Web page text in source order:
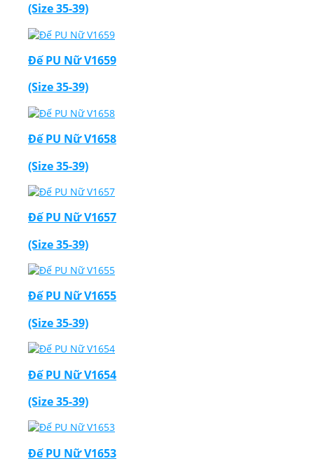
(Size 35-39)
Đế PU Nữ V1659
(Size 35-39)
Đế PU Nữ V1658
(Size 35-39)
Đế PU Nữ V1657
(Size 35-39)
Đế PU Nữ V1655
(Size 35-39)
Đế PU Nữ V1654
(Size 35-39)
Đế PU Nữ V1653